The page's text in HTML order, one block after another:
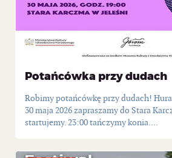
Potańcówka przy dudach
Robimy potańcówkę przy dudach!
30 maja 2026 zapraszamy do Stara
startujemy. 23:00 tańczymy konia....